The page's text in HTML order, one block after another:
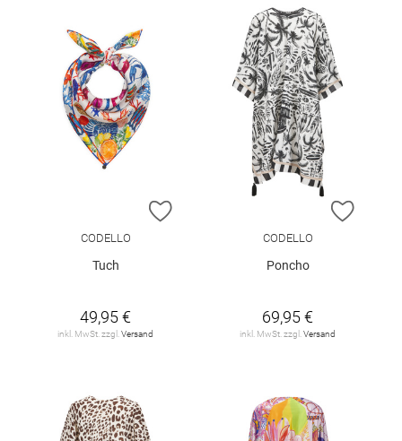
ZUR WUNSCHLISTE HINZUFÜGEN
CODELLO
Tuch
49,95 €
inkl. MwSt. zzgl. Versand
ZUR
CODELLO
Poncho
69,95 €
inkl. MwSt. zzgl. Versand